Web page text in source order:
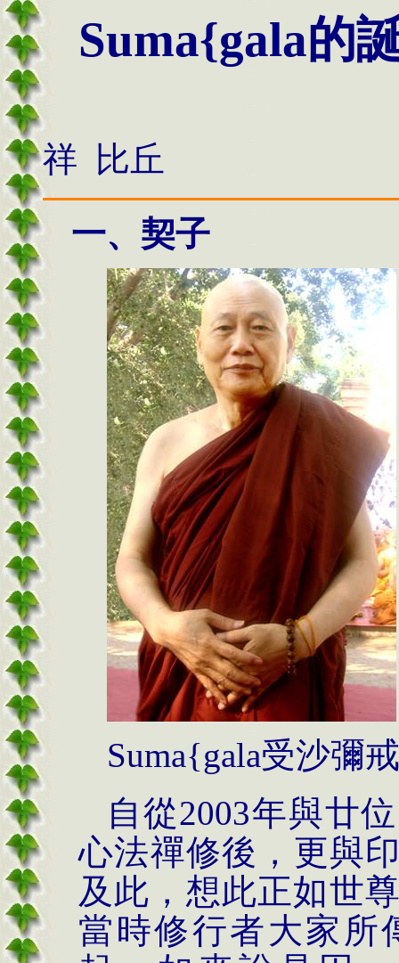
Suma{gala的
祥 比丘
一、契子
Suma{gala受沙彌
自從2003年與廿
心法禪修後，更與
及此，想此正如世
當時修行者大家所